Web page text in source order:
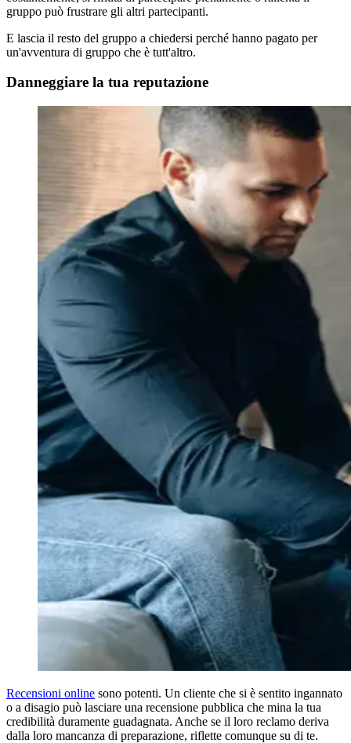
gruppo può frustrare gli altri partecipanti.
E lascia il resto del gruppo a chiedersi perché hanno pagato per
un'avventura di gruppo che è tutt'altro.
Danneggiare la tua reputazione
Recensioni online sono potenti. Un cliente che si è sentito ingannato
o a disagio può lasciare una recensione pubblica che mina la tua
credibilità duramente guadagnata. Anche se il loro reclamo deriva
dalla loro mancanza di preparazione, riflette comunque su di te.